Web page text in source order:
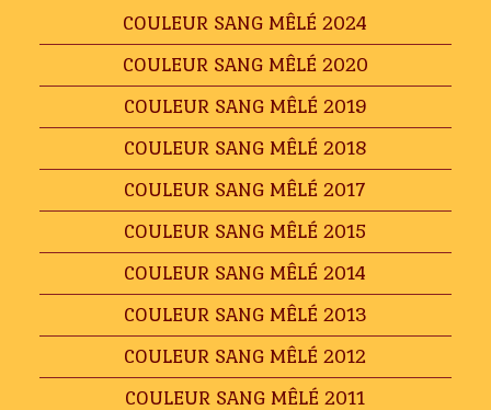
COULEUR SANG MÊLÉ 2024
COULEUR SANG MÊLÉ 2020
COULEUR SANG MÊLÉ 2019
COULEUR SANG MÊLÉ 2018
COULEUR SANG MÊLÉ 2017
COULEUR SANG MÊLÉ 2015
COULEUR SANG MÊLÉ 2014
COULEUR SANG MÊLÉ 2013
COULEUR SANG MÊLÉ 2012
COULEUR SANG MÊLÉ 2011